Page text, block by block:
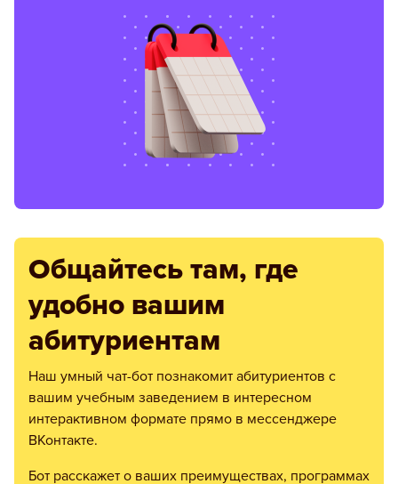
Общайтесь там, где
удобно вашим
абитуриентам
Наш умный чат-бот познакомит абитуриентов с
вашим учебным заведением в интересном
интерактивном формате прямо в мессенджере
ВКонтакте.
Бот расскажет о ваших преимуществах, программах